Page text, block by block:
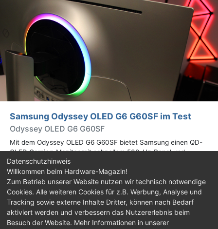
Samsung Odyssey OLED G6 G60SF im Test
Odyssey OLED G6 G60SF
Mit dem Odyssey OLED G6 G60SF bietet Samsung einen QD-
OLED Gaming-Monitor mit schnellem 500-Hz-Panel und
WQHD-Auflösung an. Wir haben den 27 Zoll großen Monitor auf
Herz und Nieren geprüft.
Impressum| Kontakt |Jobs |Datenschutz |
Consent‑Einstellungen |Haftungsausschluss
Datenschutzhinweis
Willkommen beim Hardware-Magazin!
Zum Betrieb unserer Website nutzen wir technisch notwendige
Cookies. Alle weiteren Cookies für z.B. Werbung, Analyse und
Tracking sowie externe Inhalte Dritter, können nach Bedarf
aktiviert werden und verbessern das Nutzererlebnis beim
Besuch der Website. Mehr Informationen in unserer